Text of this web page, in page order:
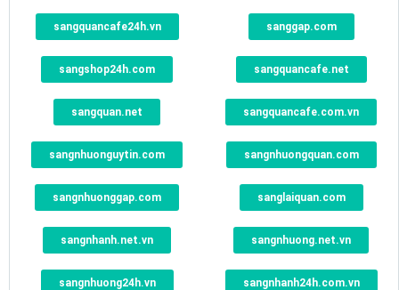
sangquancafe24h.vn sanggap.com
sangshop24h.com sangquancafe.net
sangquan.net sangquancafe.com.vn
sangnhuonguytin.com sangnhuongquan.com
sangnhuonggap.com sanglaiquan.com
sangnhanh.net.vn sangnhuong.net.vn
sangnhuong24h.vn sangnhanh24h.com.vn